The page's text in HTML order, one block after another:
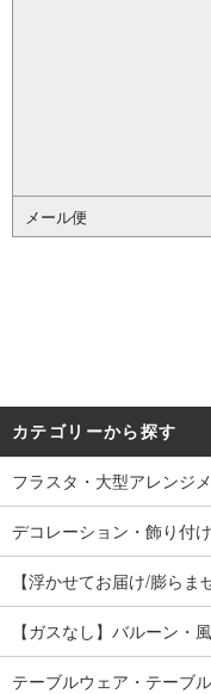
メール便
カテゴリーから探す
フラスタ・大型アレンジ
デコレーション・飾り付
【浮かせてお届け/膨ら
【ガスなし】バルーン・
テーブルウェア・テーブ